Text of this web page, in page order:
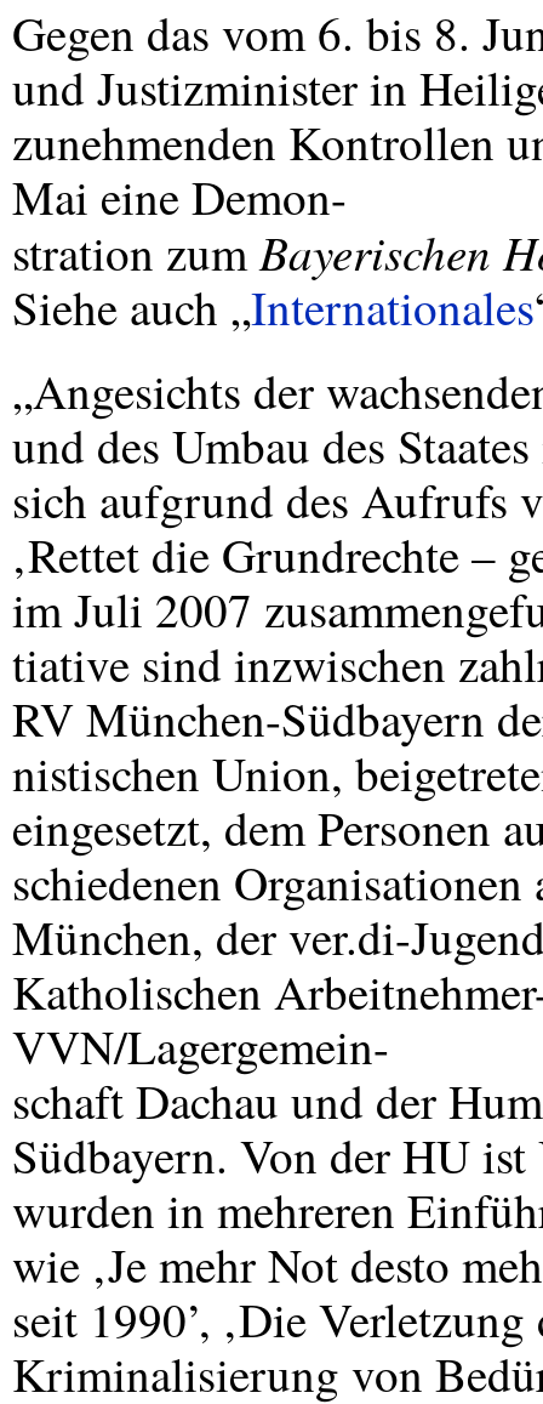
Gegen das vom 6. bis 8.
und Justizminister in
zunehmenden Kontrollen
Mai eine Demon-
stration zumBayerischen
Siehe auch „Internationales
„Angesichts der
und des Umbau des
sich aufgrund des Aufrufs
‚Rettet die Grundrechte –
im Juli 2007
tiative sind inzwischen
RV München-Südbayern
nistischen Union,
eingesetzt, dem Personen
schiedenen
München, der ver.di-
Katholischen
VVN/Lagergemein-
schaft Dachau und der
Südbayern. Von der HU
wurden in mehreren
wie ‚Je mehr Not desto
seit 1990’, ‚Die
Kriminalisierung von